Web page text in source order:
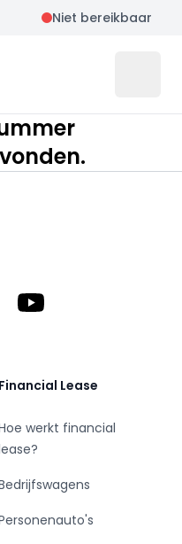
Niet bereikbaar
YouTube
Financial Lease
werkt financial